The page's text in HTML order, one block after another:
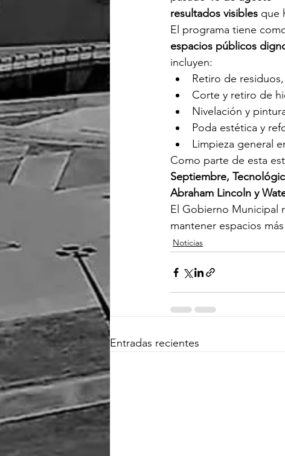
resultados visibles que
El programa tiene
espacios públicos
incluyen:
Retiro de
Corte y retiro de
Nivelación y
Poda estética y
Limpieza general
Como parte de esta
Septiembre,
Abraham Lincoln y
El Gobierno Municipal
mantener espacios
Noticias
Entradas recientes